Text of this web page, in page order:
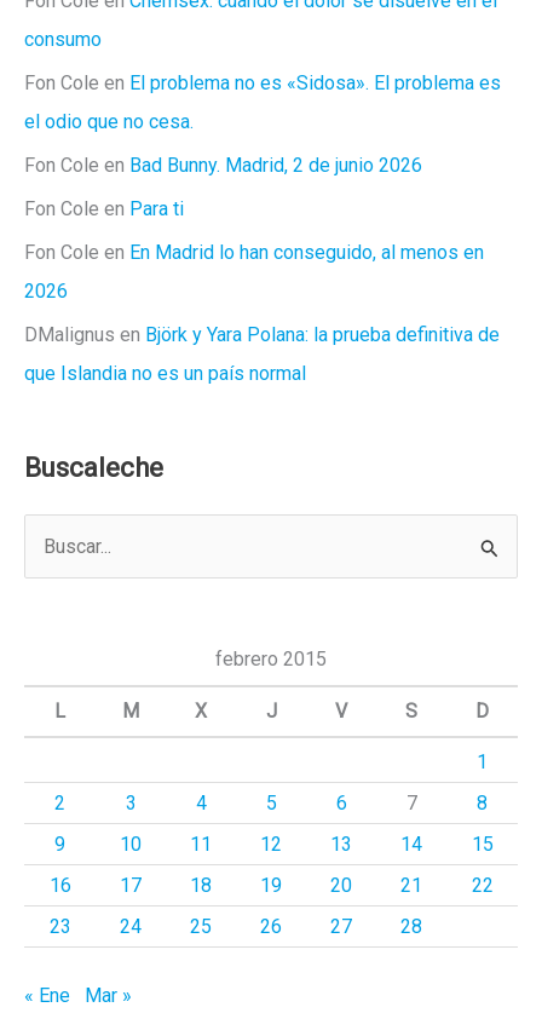
consumo
Fon Cole en El problema no es «Sidosa». El problema es
el odio que no cesa.
Fon Cole en Bad Bunny. Madrid, 2 de junio 2026
Fon Cole en Para ti
Fon Cole en En Madrid lo han conseguido, al menos en
2026
DMalignus en Björk y Yara Polana: la prueba definitiva de
que Islandia no es un país normal
Buscaleche
a
febrero 2015
L M X J V S D
1
2
3 4 5 6 7
8
9
10 11 12 13 14
15
16
17 18 19 20 21
22
23
24 25 26 27 28
« Ene Mar »